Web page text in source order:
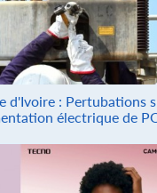
d'Ivoire : Pertubations
électrique de